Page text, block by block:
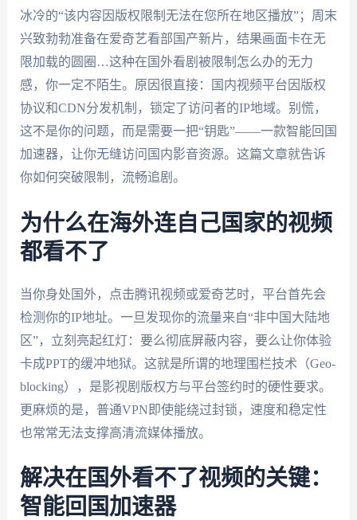
冰冷的“该内容因版权限制无法在您所在地区播放”；周末
兴致勃勃准备在爱奇艺看部国产新片，结果画面卡在无
限加载的圆圈…这种在国外看剧被限制怎么办的无力
感，你一定不陌生。原因很直接：国内视频平台因版权
协议和CDN分发机制，锁定了访问者的IP地域。别慌，
这不是你的问题，而是需要一把“钥匙”——一款智能回国
加速器，让你无缝访问国内影音资源。这篇文章就告诉
你如何突破限制，流畅追剧。
为什么在海外连自己国家的视频
都看不了
当你身处国外，点击腾讯视频或爱奇艺时，平台首先会
检测你的IP地址。一旦发现你的流量来自“非中国大陆地
区”，立刻亮起红灯：要么彻底屏蔽内容，要么让你体验
卡成PPT的缓冲地狱。这就是所谓的地理围栏技术（Geo-
blocking），是影视剧版权方与平台签约时的硬性要求。
更麻烦的是，普通VPN即使能绕过封锁，速度和稳定性
也常常无法支撑高清流媒体播放。
解决在国外看不了视频的关键：
智能回国加速器